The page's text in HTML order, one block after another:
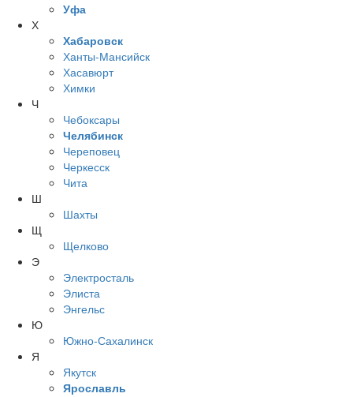
Уфа
Х
Хабаровск
Ханты-Мансийск
Хасавюрт
Химки
Ч
Чебоксары
Челябинск
Череповец
Черкесск
Чита
Ш
Шахты
Щ
Щелково
Э
Электросталь
Элиста
Энгельс
Ю
Южно-Сахалинск
Я
Якутск
Ярославль